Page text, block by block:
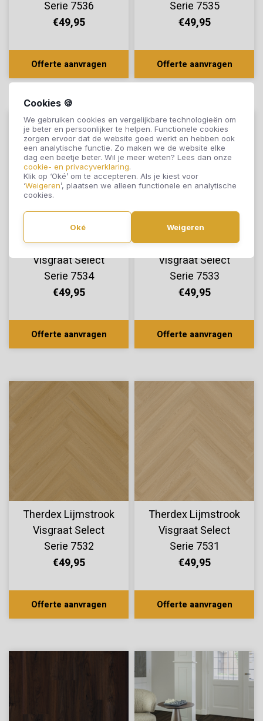
Cookies 🍪
We gebruiken cookies en vergelijkbare technologieën om
je beter en persoonlijker te helpen. Functionele cookies
zorgen ervoor dat de website goed werkt en hebben ook
een analytische functie. Zo maken we de website elke
dag een beetje beter. Wil je meer weten? Lees dan onze
cookie- en privacyverklaring.
Klik op ‘Oké’ om te accepteren. Als je kiest voor
‘Weigeren’, plaatsen we alleen functionele en analytische
cookies.
Oké Weigeren
Serie 7536
€49,95
Offerte aanvragen
Serie 7535
€49,95
Offerte aanvragen
Therdex Lijmstrook
Visgraat Select
Serie 7534
€49,95
Offerte aanvragen
Therdex Lijmstrook
Visgraat Select
Serie 7533
€49,95
Offerte aanvragen
Therdex Lijmstrook
Visgraat Select
Serie 7532
€49,95
Offerte aanvragen
Therdex Lijmstrook
Visgraat Select
Serie 7531
€49,95
Offerte aanvragen